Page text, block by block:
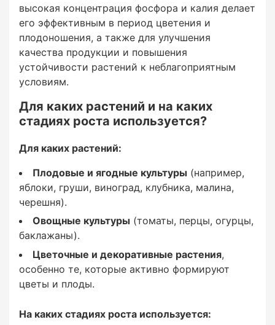
В период цветения и плодоношения
— Пекацид Нова помогает активировать
развитием плодов.
— Высокое содержание фосфора и калия
способствует увеличению размеров плодов,
улучшению их вкусовых качеств и стойкости к
В фазу зрелости и подготовки к зимовке
— В это время растения требуют поддержания
своей жизнеспособности и устойчивости к
высокая концентрация фосфора и калия делает
его эффективным в период цветения и
плодоношения, а также для улучшения
качества продукции и повышения
устойчивости растений к неблагоприятным
условиям.
Для каких растений и на каких
стадиях роста используется?
Для каких растений:
Плодовые и ягодные культуры (например,
яблоки, груши, виноград, клубника, малина,
черешня).
Овощные культуры (томаты, перцы, огурцы,
баклажаны).
Цветочные и декоративные растения,
особенно те, которые активно формируют
цветы и плоды.
На каких стадиях роста используется: